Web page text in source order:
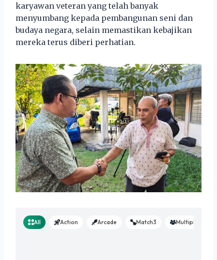
karyawan veteran yang telah banyak
menyumbang kepada pembangunan seni dan
budaya negara, selain memastikan kebajikan
mereka terus diberi perhatian.